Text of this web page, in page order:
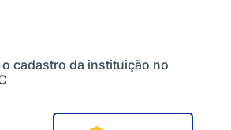
cadastro da instituição no